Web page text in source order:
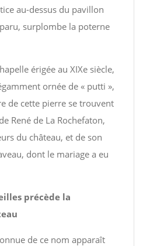
au-dessus du pavillon
surplombe la poterne
érigée au XIXe siècle,
ornée de « putti »,
de cette pierre se trouvent
René de La Rochefaton,
du château, et de son
dont le mariage a eu
précède la
de ce nom apparaît